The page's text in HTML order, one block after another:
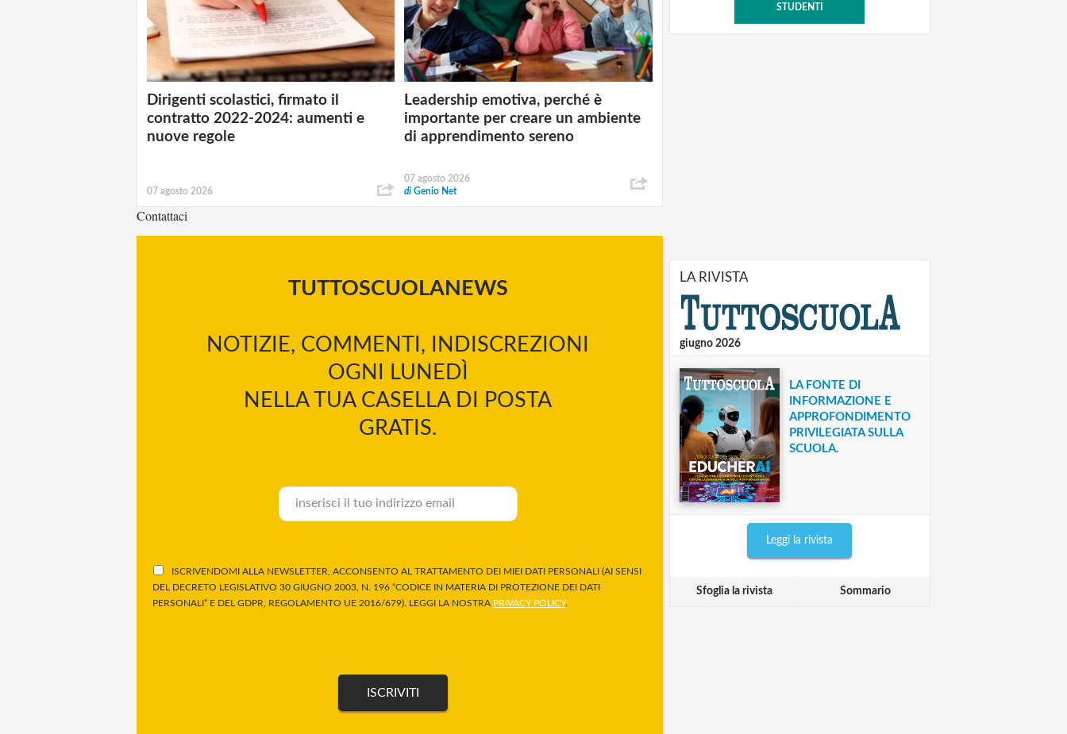
Dirigenti scolastici, firmato il
contratto 2022-2024: aumenti e
nuove regole
07 agosto 2026
Leadership emotiva, perché è
importante per creare un ambiente
di apprendimento sereno
07 agosto 2026
diGenio Net
Contattaci
TUTTOSCUOLANEWS
NOTIZIE, COMMENTI, INDISCREZIONI
OGNI LUNEDÌ
NELLA TUA CASELLA DI POSTA
GRATIS.
ISCRIVENDOMI ALLA NEWSLETTER, ACCONSENTO AL TRATTAMENTO DEI MIEI DATI PERSONALI (AI SENSI
DEL DECRETO LEGISLATIVO 30 GIUGNO 2003, N. 196 “CODICE IN MATERIA DI PROTEZIONE DEI DATI
PERSONALI” E DEL GDPR, REGOLAMENTO UE 2016/679). LEGGI LA NOSTRA PRIVACY POLICY.
STUDENTI
LA RIVISTA
giugno 2026
LA FONTE DI
INFORMAZIONE E
APPROFONDIMENTO
PRIVILEGIATA SULLA
SCUOLA.
Leggi la rivista
Sfoglia la rivista Sommario